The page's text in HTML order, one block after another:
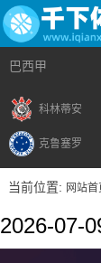
巴西甲
科林蒂安
克鲁塞罗
当前位置: 网站首
2026-07-